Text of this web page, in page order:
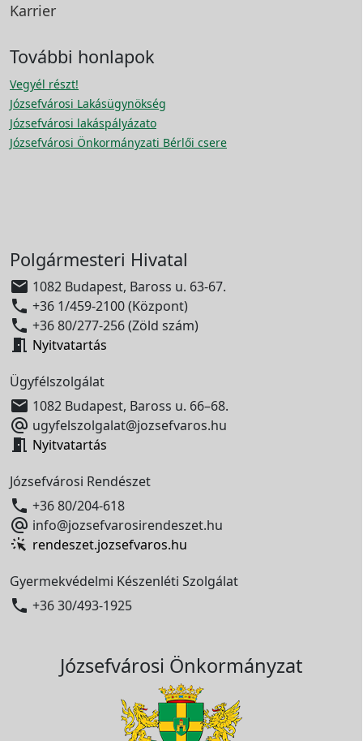
Karrier
További honlapok
Vegyél részt!
Józsefvárosi Lakásügynökség
Józsefvárosi lakáspályázato
Józsefvárosi Önkormányzati Bérlői csere
Polgármesteri Hivatal
 1082 Budapest, Baross u. 63-67.
 +36 1/459-2100 (Központ)
 +36 80/277-256 (Zöld szám)
 Nyitvatartás
Ügyfélszolgálat
 1082 Budapest, Baross u. 66–68.
 ugyfelszolgalat@jozsefvaros.hu
 Nyitvatartás
Józsefvárosi Rendészet
 +36 80/204-618
 info@jozsefvarosirendeszet.hu
rendeszet.jozsefvaros.hu
Gyermekvédelmi Készenléti Szolgálat
 +36 30/493-1925
Józsefvárosi Önkormányzat